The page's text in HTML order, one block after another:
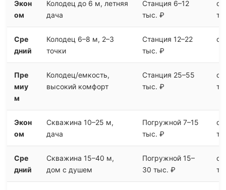
Экон
ом
Колодец до 6 м, летняя
дача
Станция 6–12
тыс. ₽
от
Сре
дний
Колодец 6–8 м, 2–3
точки
Станция 12–22
тыс. ₽
Пре
миу
м
Колодец/емкость,
высокий комфорт
Станция 25–55
тыс. ₽
от
Экон
ом
Скважина 10–25 м,
дача
Погружной 7–15
тыс. ₽
от
Сре
дний
Скважина 15–40 м,
дом с душем
Погружной 15–
30 тыс. ₽
от